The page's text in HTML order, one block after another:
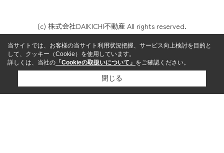
(c) 株式会社DAIKICHI不動産 All rights reserved.
当サイトでは、お客様の当サイト利用状況把握、サービス向上検討を目的と
して、クッキー（Cookie）を使用しています。
詳しくは、当社の 「Cookieの取扱いについて」 をご確認ください。
閉じる